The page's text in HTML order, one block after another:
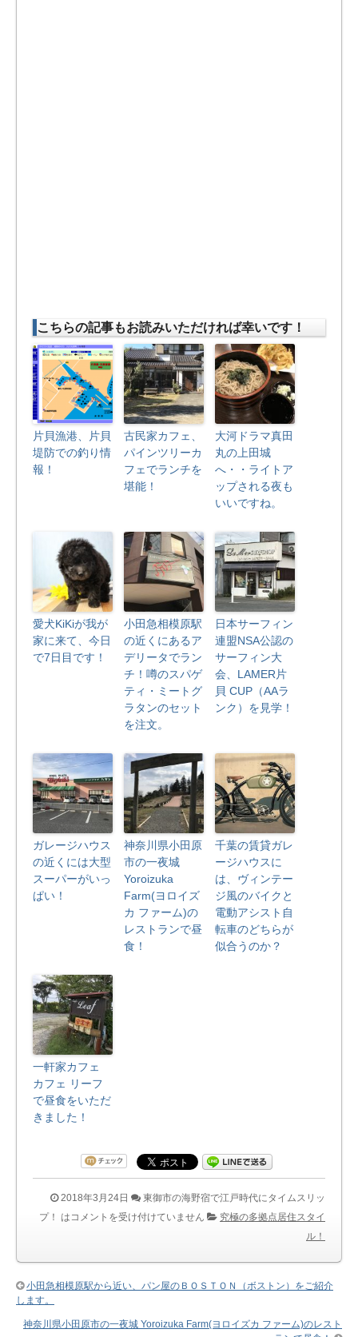
こちらの記事もお読みいただければ幸いです！
片貝漁港、片貝
堤防での釣り情
報！
古民家カフェ、
パインツリーカ
フェでランチを
堪能！
大河ドラマ真田
丸の上田城
へ・・ライトア
ップされる夜も
いいですね。
愛犬KiKiが我が
家に来て、今日
で7日目です！
小田急相模原駅
の近くにあるア
デリータでラン
チ！噂のスパゲ
ティ・ミートグ
ラタンのセット
を注文。
日本サーフィン
連盟NSA公認の
サーフィン大
会、LAMER片
貝 CUP（AAラ
ンク）を見学！
ガレージハウス
の近くには大型
スーパーがいっ
ぱい！
神奈川県小田原
市の一夜城
Yoroizuka
Farm(ヨロイズ
カ ファーム)の
レストランで昼
食！
千葉の賃貸ガレ
ージハウスに
は、ヴィンテー
ジ風のバイクと
電動アシスト自
転車のどちらが
似合うのか？
一軒家カフェ
カフェ リーフ
で昼食をいただ
きました！
2018年3月24日
東御市の海野宿で江戸時代にタイムスリッ
プ！ は コメントを受け付けていません
究極の多拠点居住スタイ
ル！
小田急相模原駅から近い、パン屋のＢＯＳＴＯＮ（ボストン）をご紹介
します。
神奈川県小田原市の一夜城 Yoroizuka Farm(ヨロイズカ ファーム)のレスト